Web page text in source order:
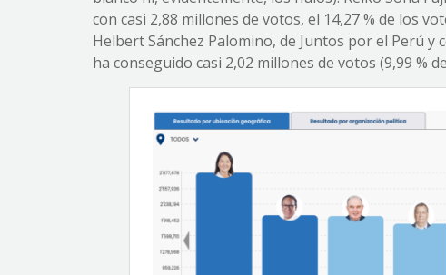
con casi 2,88 millones de votos, el 14,27 % de los
Helbert Sánchez Palomino, de Juntos por el Perú
ha conseguido casi 2,02 millones de votos (9,99 %